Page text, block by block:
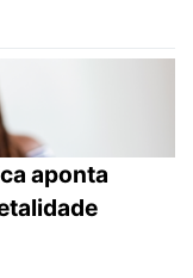
aponta